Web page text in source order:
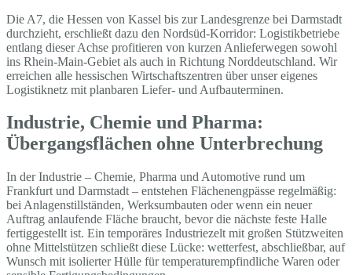
Die A7, die Hessen von Kassel bis zur Landesgrenze bei Darmstadt
durchzieht, erschließt dazu den Nordsüd-Korridor: Logistikbetriebe
entlang dieser Achse profitieren von kurzen Anlieferwegen sowohl
ins Rhein-Main-Gebiet als auch in Richtung Norddeutschland. Wir
erreichen alle hessischen Wirtschaftszentren über unser eigenes
Logistiknetz mit planbaren Liefer- und Aufbauterminen.
Industrie, Chemie und Pharma:
Übergangsflächen ohne Unterbrechung
In der Industrie – Chemie, Pharma und Automotive rund um
Frankfurt und Darmstadt – entstehen Flächenengpässe regelmäßig:
bei Anlagenstillständen, Werksumbauten oder wenn ein neuer
Auftrag anlaufende Fläche braucht, bevor die nächste feste Halle
fertiggestellt ist. Ein temporäres Industriezelt mit großen Stützweiten
ohne Mittelstützen schließt diese Lücke: wetterfest, abschließbar, auf
Wunsch mit isolierter Hülle für temperaturempfindliche Waren oder